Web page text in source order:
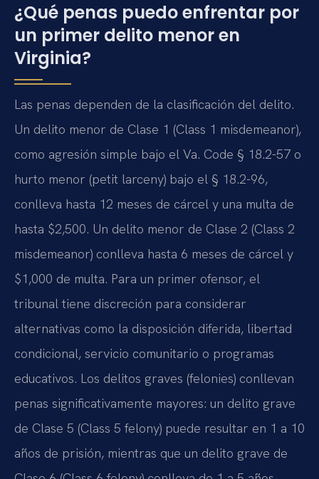
¿Qué penas puedo enfrentar por
un primer delito menor en
Virginia?
Las penas dependen de la clasificación del delito.
Un delito menor de Clase 1 (Class 1 misdemeanor),
como agresión simple bajo el Va. Code § 18.2-57 o
hurto menor (petit larceny) bajo el § 18.2-96,
conlleva hasta 12 meses de cárcel y una multa de
hasta $2,500. Un delito menor de Clase 2 (Class 2
misdemeanor) conlleva hasta 6 meses de cárcel y
$1,000 de multa. Para un primer ofensor, el
tribunal tiene discreción para considerar
alternativas como la disposición diferida, libertad
condicional, servicio comunitario o programas
educativos. Los delitos graves (felonies) conllevan
penas significativamente mayores: un delito grave
de Clase 5 (Class 5 felony) puede resultar en 1 a 10
años de prisión, mientras que un delito grave de